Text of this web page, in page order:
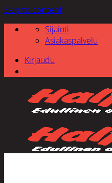
Skip to content
Sijainti
Asiakaspalvelu
Kirjaudu